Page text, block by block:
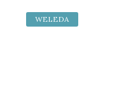
WELEDA